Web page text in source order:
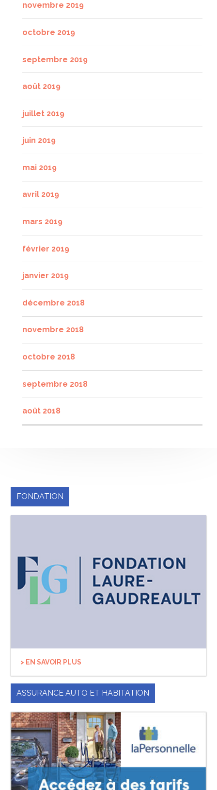
novembre 2019
octobre 2019
septembre 2019
août 2019
juillet 2019
juin 2019
mai 2019
avril 2019
mars 2019
février 2019
janvier 2019
décembre 2018
novembre 2018
octobre 2018
septembre 2018
août 2018
FONDATION
> EN SAVOIR PLUS
ASSURANCE AUTO ET HABITATION